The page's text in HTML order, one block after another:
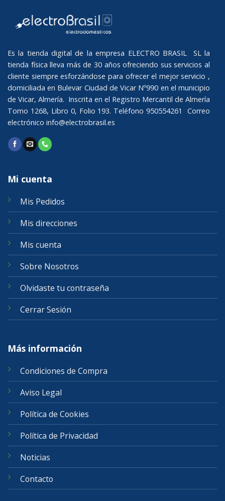
Es la tienda digital de la empresa ELECTRO BRASIL SL la
tienda física lleva más de 30 años ofreciendo sus servicios al
cliente siempre esforzándose para ofrecer el mejor servicio ,
domiciliada en Bulevar Ciudad de Vicar Nº990 en el municipio
de Vicar, Almería. Inscrita en el Registro Mercantil de Almería
Tomo 1268, Libro 0, Folio 193. Teléfono 950554261 Correo
electrónico info@electrobrasil.es
Mi cuenta
Mis Pedidos
Mis direcciones
Mis cuenta
Sobre Nosotros
Olvidaste tu contraseña
Cerrar Sesión
Más información
Condiciones de Compra
Aviso Legal
Política de Cookies
Política de Privacidad
Noticias
Contacto